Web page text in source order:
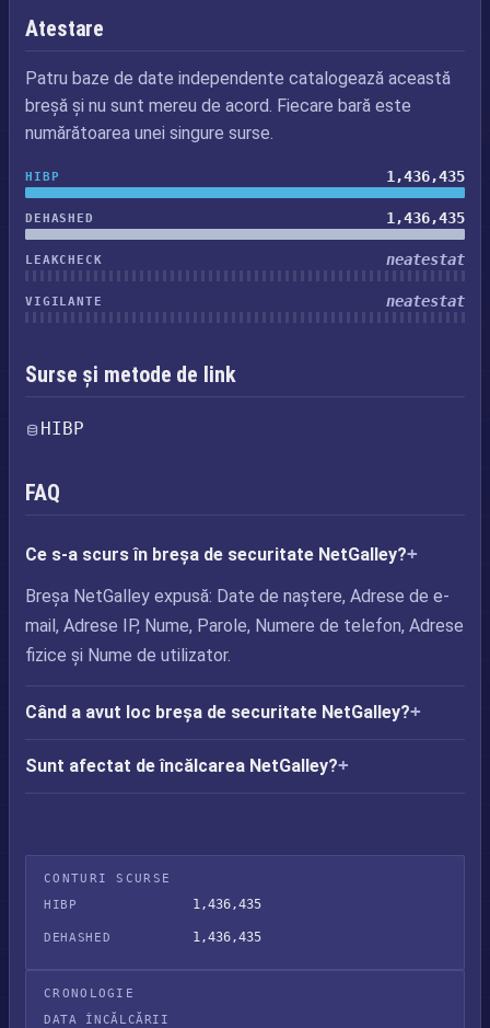
Atestare
Patru baze de date independente catalogează această
breșă și nu sunt mereu de acord. Fiecare bară este
numărătoarea unei singure surse.
HIBP 1,436,435
DEHASHED 1,436,435
LEAKCHECK neatestat
VIGILANTE neatestat
Surse și metode de link
HIBP
FAQ
Ce s-a scurs în breșa de securitate NetGalley?
Breșa NetGalley expusă: Date de naștere, Adrese de e-
mail, Adrese IP, Nume, Parole, Numere de telefon, Adrese
fizice și Nume de utilizator.
Când a avut loc breșa de securitate NetGalley?
Sunt afectat de încălcarea NetGalley?
CONTURI SCURSE
HIBP
1,436,435
DEHASHED 1,436,435
CRONOLOGIE
DATA ÎNCĂLCĂRII